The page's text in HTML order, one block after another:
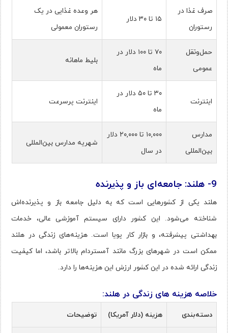
صرف غذا در
رستوران
۱۵ تا ۳۰ دلار
هر وعده غذایی در یک
رستوران معمولی
حمل‌ونقل
عمومی
۷۰ تا ۱۰۰ دلار در
ماه
بلیط ماهانه
اینترنت
۳۰ تا ۵۰ دلار در
ماه
اینترنت پرسرعت
مدارس
بین‌المللی
۱۰,۰۰۰ تا ۲۰,۰۰۰ دلار
در سال
شهریه مدارس بین‌المللی
9- هلند: جامعه‌ای باز و پذیرنده
هلند یکی از کشورهایی است که به دلیل جامعه باز و پذیرنده‌اش
شناخته می‌شود. این کشور دارای سیستم آموزشی عالی، خدمات
بهداشتی پیشرفته، و بازار کار پویا است. هزینه‌های زندگی در هلند
ممکن است در شهرهای بزرگ مانند آمستردام بالاتر باشد، اما کیفیت
زندگی ارائه شده در این کشور ارزش این هزینه‌ها را دارد​.
خلاصه هزینه های زندگی در هلند:
دسته‌بندی هزینه (دلار آمریکا) توضیحات